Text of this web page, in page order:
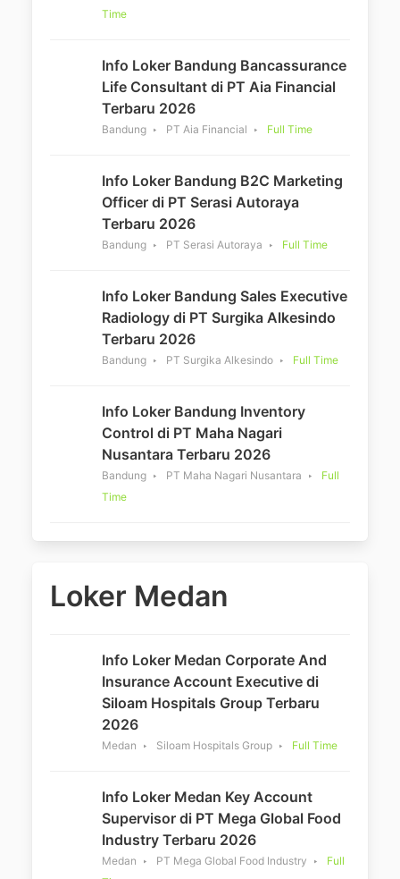
Time
Info Loker Bandung Bancassurance
Life Consultant di PT Aia Financial
Terbaru 2026
Bandung PT Aia Financial Full Time
Info Loker Bandung B2C Marketing
Officer di PT Serasi Autoraya
Terbaru 2026
Bandung PT Serasi Autoraya Full Time
Info Loker Bandung Sales Executive
Radiology di PT Surgika Alkesindo
Terbaru 2026
Bandung PT Surgika Alkesindo Full Time
Info Loker Bandung Inventory
Control di PT Maha Nagari
Nusantara Terbaru 2026
Bandung PT Maha Nagari Nusantara
Full
Time
Loker Medan
Info Loker Medan Corporate And
Insurance Account Executive di
Siloam Hospitals Group Terbaru
2026
Medan Siloam Hospitals Group Full Time
Info Loker Medan Key Account
Supervisor di PT Mega Global Food
Industry Terbaru 2026
Medan PT Mega Global Food Industry
Full